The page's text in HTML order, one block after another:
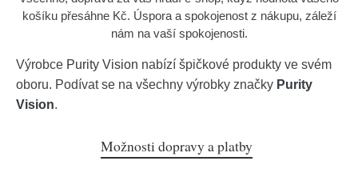
košíku přesáhne Kč. Úspora a spokojenost z nákupu, záleží
nám na vaší spokojenosti.
Výrobce Purity Vision nabízí špičkové produkty ve svém
oboru. Podívat se na všechny výrobky značky Purity
Vision.
Možnosti dopravy a platby